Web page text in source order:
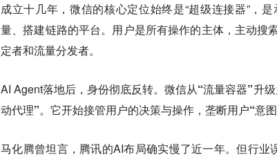
成立十几年，微信的核心定位始终是“超级连接器”，
量、搭建链路的平台。用户是所有操作的主体，主动搜
定者和流量分发者。
AI Agent落地后，身份彻底反转。微信从“流量容器”升
动代理”。它开始接管用户的决策与操作，垄断用户“意图
马化腾曾坦言，腾讯的AI布局确实慢了近一年。但行业